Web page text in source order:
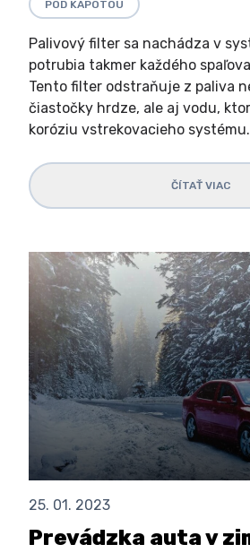
POD KAPOTOU
Palivový filter sa nachádza v
potrubia takmer každého
Tento filter odstraňuje z paliva
čiastočky hrdze, ale aj vodu,
koróziu vstrekovacieho systému.
ČÍTAŤ VIAC
25. 01. 2023
Prevádzka auta v